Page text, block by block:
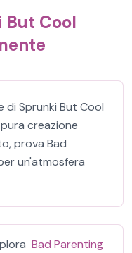
But Cool
Sprunki But Cool
creazione
prova Bad
un'atmosfera
Bad Parenting